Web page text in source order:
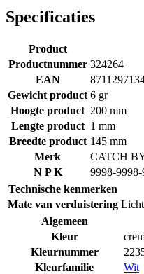
Specificaties
Product
Productnummer 324264
EAN
Gewicht product 6 gr
Hoogte product 200 mm
Lengte product 1 mm
Breedte product 145 mm
Merk
CATCH
N P K
9998-
Technische kenmerken
Mate van verduistering
Algemeen
Kleur
Kleurnummer
Kleurfamilie
Wit